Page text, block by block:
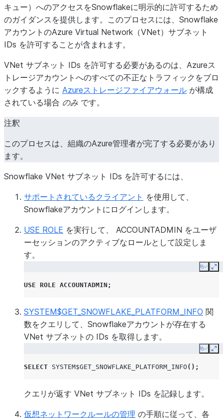
キュー）へのアクセスをSnowflakeに明示的に許可するため
のガイダンスを提供します。このプロセスには、Snowflake
アカウントのAzure Virtual Network（VNet）サブネット
IDs を許可することが含まれます。
VNet サブネット IDs を許可する必要があるのは、Azureス
トレージアカウントへのすべての不正なトラフィックをブロ
ックするように Azureストレージファイアウォール が構成
されている場合 のみ です。
注釈
このプロセスは、組織のAzure管理者が完了する必要があり
ます。
Snowflake VNet サブネット IDs を許可するには、
サポートされているクライアント を使用して、
Snowflakeアカウントにログインします。
USE ROLE を実行して、 ACCOUNTADMIN をユーザ
ーセッションのアクティブなロールとして設定しま
す。
Copy
USE ROLE ACCOUNTADMIN ;
SYSTEM$GET_SNOWFLAKE_PLATFORM_INFO 関
数をクエリして、Snowflakeアカウントが存在する
VNet サブネットの IDs を取得します。
Copy
SELECT SYSTEM$GET_SNOWFLAKE_PLATFORM_INFO ();
クエリが返す VNet サブネット IDs を記録します。
仮想ネットワークルールの管理 の手順に従って、各